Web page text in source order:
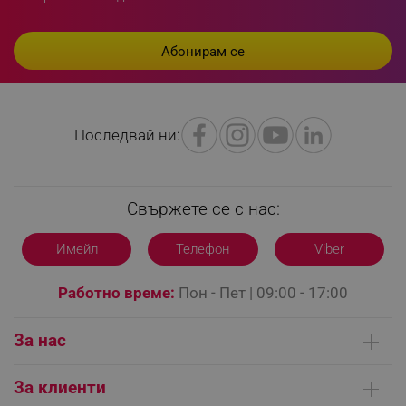
Последвай ни:
Свържете се с нас:
Имейл Телефон Viber
Работно време: Пон - Пет | 09:00 - 17:00
За нас
За клиенти
LaVisitorId_YWxsZW9wLmxhZGVzay5jb20v
.alleop.bg
LaSID
Quality Unit LLC
www.alleop.bg
PHPSESSID
PHP.net